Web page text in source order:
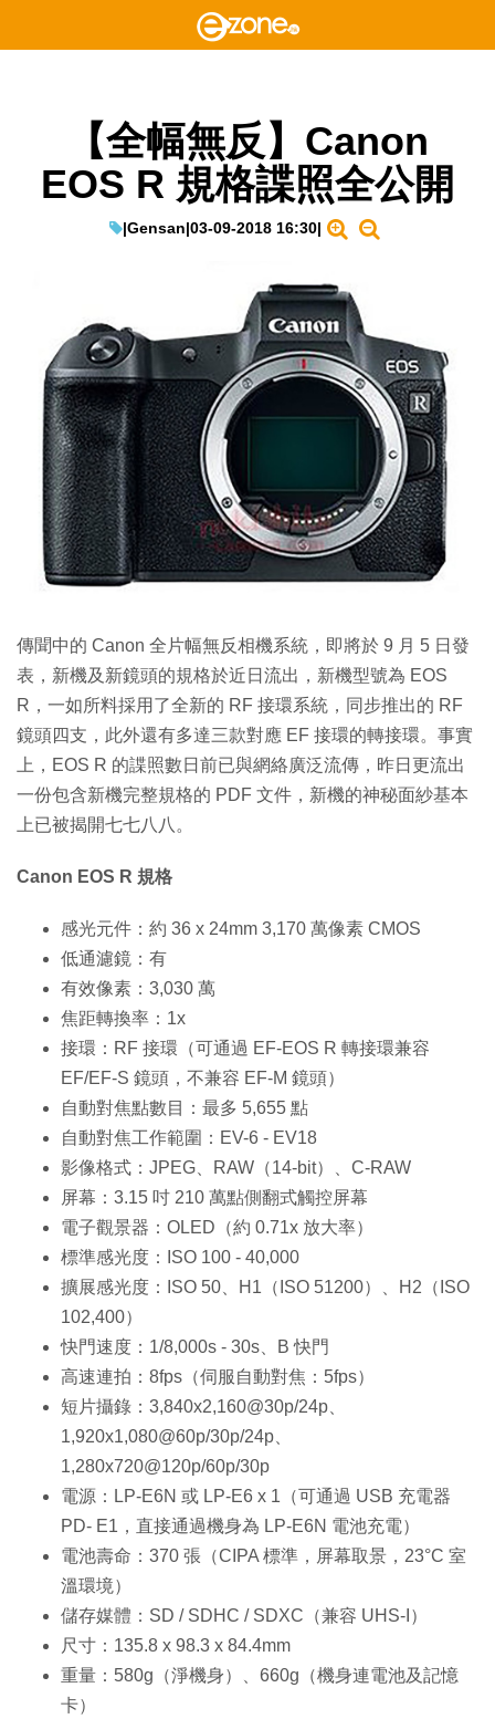
【全幅無反】Canon
EOS R 規格諜照全公開
|Gensan|03-09-2018 16:30|
傳聞中的 Canon 全片幅無反相機系統，即將於 9 月 5 日發
表，新機及新鏡頭的規格於近日流出，新機型號為 EOS
R，一如所料採用了全新的 RF 接環系統，同步推出的 RF
鏡頭四支，此外還有多達三款對應 EF 接環的轉接環。事實
上，EOS R 的諜照數日前已與網絡廣泛流傳，昨日更流出
一份包含新機完整規格的 PDF 文件，新機的神秘面紗基本
上已被揭開七七八八。
Canon EOS R 規格
感光元件：約 36 x 24mm 3,170 萬像素 CMOS
低通濾鏡：有
有效像素：3,030 萬
焦距轉換率：1x
接環：RF 接環（可通過 EF-EOS R 轉接環兼容
EF/EF-S 鏡頭，不兼容 EF-M 鏡頭）
自動對焦點數目：最多 5,655 點
自動對焦工作範圍：EV-6 - EV18
影像格式：JPEG、RAW（14-bit）、C-RAW
屏幕：3.15 吋 210 萬點側翻式觸控屏幕
電子觀景器：OLED（約 0.71x 放大率）
標準感光度：ISO 100 - 40,000
擴展感光度：ISO 50、H1（ISO 51200）、H2（ISO
102,400）
快門速度：1/8,000s - 30s、B 快門
高速連拍：8fps（伺服自動對焦：5fps）
短片攝錄：3,840x2,160@30p/24p、
1,920x1,080@60p/30p/24p、
1,280x720@120p/60p/30p
電源：LP-E6N 或 LP-E6 x 1（可通過 USB 充電器
PD- E1，直接通過機身為 LP-E6N 電池充電）
電池壽命：370 張（CIPA 標準，屏幕取景，23°C 室
溫環境）
儲存媒體：SD / SDHC / SDXC（兼容 UHS-I）
尺寸：135.8 x 98.3 x 84.4mm
重量：580g（淨機身）、660g（機身連電池及記憶
卡）